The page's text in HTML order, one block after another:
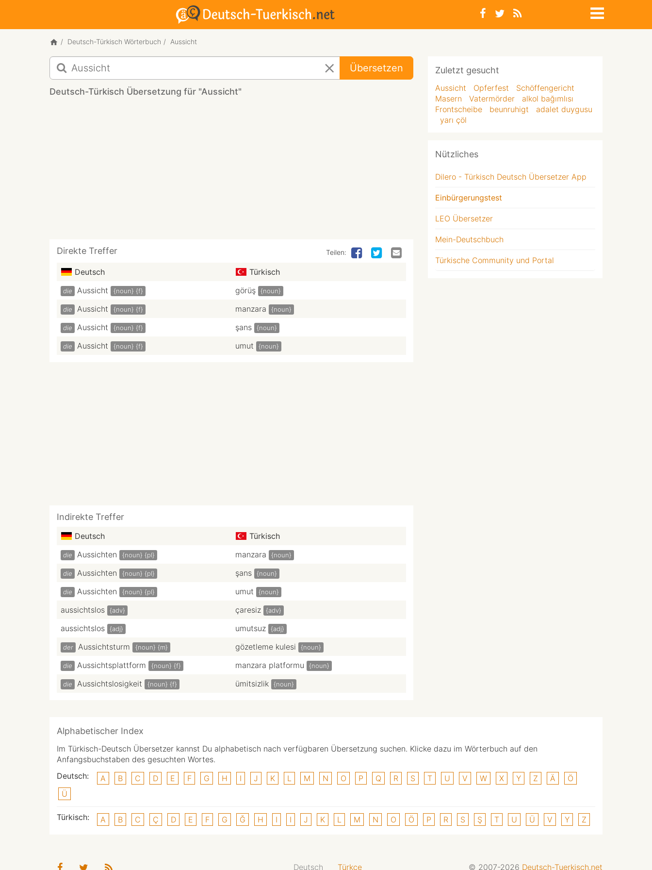
Deutsch-Türkisch Wörterbuch Aussicht
Deutsch-
Türkisch
Übersetzung
für
Übersetzen
Deutsch-Türkisch Übersetzung für "Aussicht"
Direkte Treffer Teilen:
Deutsch Türkisch
die Aussicht {noun} {f} görüş {noun}
die Aussicht {noun} {f} manzara {noun}
die Aussicht {noun} {f} şans {noun}
die Aussicht {noun} {f} umut {noun}
Indirekte Treffer
Deutsch Türkisch
die Aussichten {noun} {pl} manzara {noun}
die Aussichten {noun} {pl} şans {noun}
die Aussichten {noun} {pl} umut {noun}
aussichtslos {adv} çaresiz {adv}
aussichtslos {adj} umutsuz {adj}
der Aussichtsturm {noun} {m} gözetleme kulesi {noun}
die Aussichtsplattform {noun} {f} manzara platformu {noun}
die Aussichtslosigkeit {noun} {f} ümitsizlik {noun}
Zuletzt gesucht
Aussicht Opferfest
Schöffengericht
Masern
Vatermörder
alkol bağımlısı
Frontscheibe
beunruhigt
adalet duygusu
yarı çöl
Nützliches
Dilero - Türkisch Deutsch Übersetzer App
Einbürgerungstest
LEO Übersetzer
Mein-Deutschbuch
Türkische Community und Portal
Alphabetischer Index
Im Türkisch-Deutsch Übersetzer kannst Du alphabetisch nach verfügbaren Übersetzung suchen. Klicke dazu im Wörterbuch auf den
Anfangsbuchstaben des gesuchten Wortes.
Deutsch:
A B C D E F G H I J K L M N O P Q R S T U V W X Y Z Ä
Ö
Ü
Türkisch: A B C Ç D E F G Ğ H I I J K L M N O Ö P R S Ş T U Ü V Y Z
Deutsch Türkçe © 2007-2026 Deutsch-Tuerkisch.net